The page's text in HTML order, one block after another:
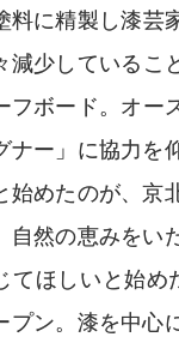
料に精製し漆芸
減少しているこ
フボード。オー
ナー」に協力を
始めたのが、京
自然の恵みをい
てほしいと始め
プン。漆を中心